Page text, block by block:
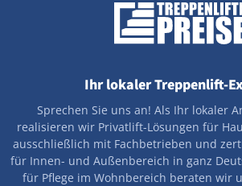
Ihr lokaler Treppenlift-
Sprechen Sie uns an! Als Ihr lokaler
realisieren wir Privatlift-Lösungen für
ausschließlich mit Fachbetrieben und
für Innen- und Außenbereich in ganz
für Pflege im Wohnbereich beraten wir